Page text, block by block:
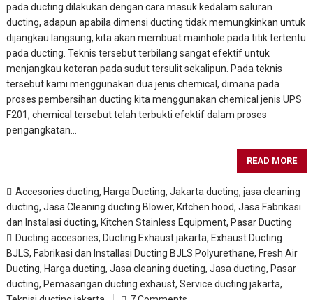
pada ducting dilakukan dengan cara masuk kedalam saluran
ducting, adapun apabila dimensi ducting tidak memungkinkan untuk
dijangkau langsung, kita akan membuat mainhole pada titik tertentu
pada ducting. Teknis tersebut terbilang sangat efektif untuk
menjangkau kotoran pada sudut tersulit sekalipun. Pada teknis
tersebut kami menggunakan dua jenis chemical, dimana pada
proses pembersihan ducting kita menggunakan chemical jenis UPS
F201, chemical tersebut telah terbukti efektif dalam proses
pengangkatan…
READ MORE
Accesories ducting,Harga Ducting,Jakarta ducting,jasa cleaning
ducting,Jasa Cleaning ducting Blower, Kitchen hood,Jasa Fabrikasi
dan Instalasi ducting,Kitchen Stainless Equipment,Pasar Ducting
Ducting accesories,Ducting Exhaust jakarta,Exhaust Ducting
BJLS,Fabrikasi dan Installasi Ducting BJLS Polyurethane,Fresh Air
Ducting,Harga ducting,Jasa cleaning ducting,Jasa ducting,Pasar
ducting,Pemasangan ducting exhaust,Service ducting jakarta,